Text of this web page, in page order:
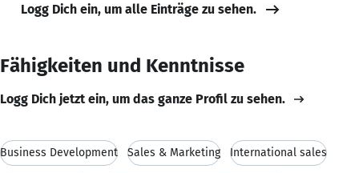
Logg Dich ein, um alle Einträge zu sehen.
Fähigkeiten und Kenntnisse
Logg Dich jetzt ein, um das ganze Profil zu sehen.
Business Development Sales & Marketing International sales